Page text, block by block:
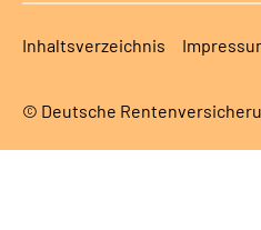
Inhaltsverzeichnis
© Deutsche